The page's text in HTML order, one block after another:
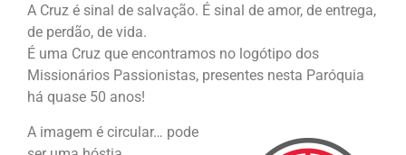
A Cruz é sinal de salvação. É sinal de amor, de entrega,
de perdão, de vida.
É uma Cruz que encontramos no logótipo dos
Missionários Passionistas, presentes nesta Paróquia
há quase 50 anos!
A imagem é circular… pode